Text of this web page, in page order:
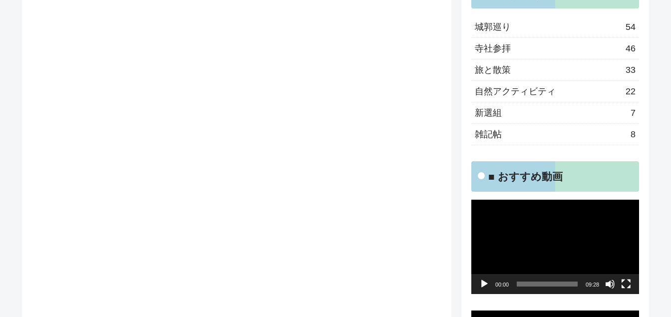
城郭巡り 54
寺社参拝 46
旅と散策 33
自然アクティビティ 22
新選組 7
雑記帖 8
■ おすすめ動画
00:00 09:28